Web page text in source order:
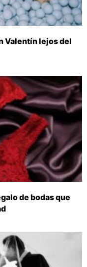
Valentín lejos del
de bodas que